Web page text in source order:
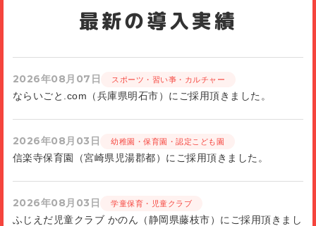
最新の導入実績
2026年08月07日 スポーツ・習い亊・カルチャー
ならいごと.com（兵庫県明石市）にご採用頂きました。
2026年08月03日 幼稚園・保育園・認定こども園
信楽寺保育園（宮崎県児湯郡都）にご採用頂きました。
2026年08月03日 学童保育・児童クラブ
ふじえだ児童クラブ かのん（静岡県藤枝市）にご採用頂きまし